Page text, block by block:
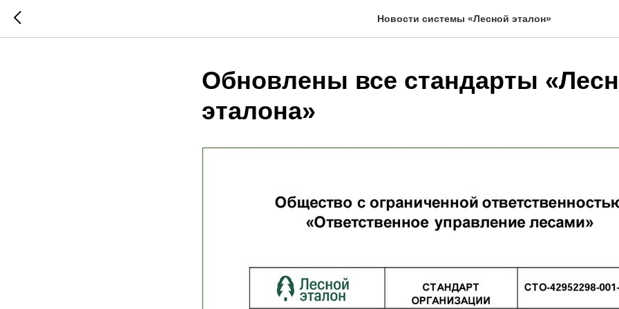
Новости системы «Лесной эталон»
Обновлены все стандарты
эталона»